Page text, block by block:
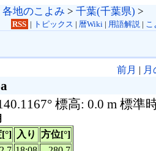
各地のこよみ > 千葉(千葉県) >
RSS | トピックス | 暦Wiki| 用語解説| こ
前月 |
標高: 0.0 m 標準
入り
方位[°]